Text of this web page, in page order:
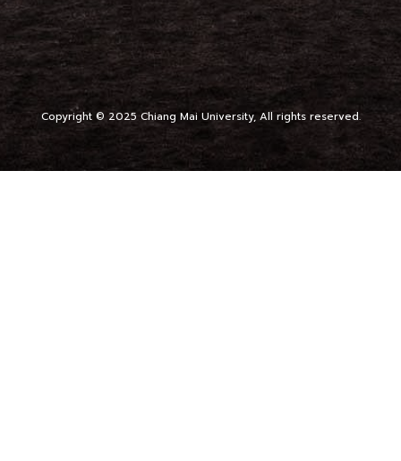
Copyright © 2025 Chiang Mai University, All rights reserved.